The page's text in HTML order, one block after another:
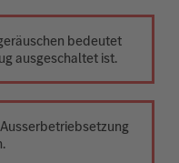
bedeutet
ausgeschaltet ist.